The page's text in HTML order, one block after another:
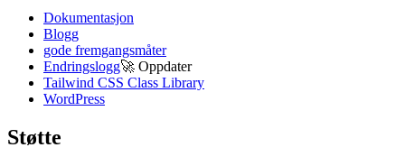
Dokumentasjon
Blogg
gode fremgangsmåter
Endringslogg🚀 Oppdater
Tailwind CSS Class Library
WordPress
Støtte